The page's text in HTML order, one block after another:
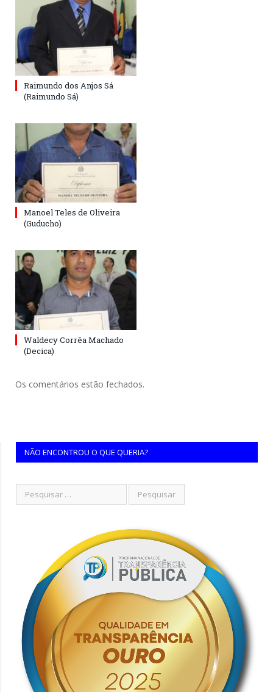
Raimundo dos Anjos Sá
(Raimundo Sá)
Manoel Teles de Oliveira
(Guducho)
Waldecy Corrêa Machado
(Decica)
Os comentários estão fechados.
NÃO ENCONTROU O QUE QUERIA?